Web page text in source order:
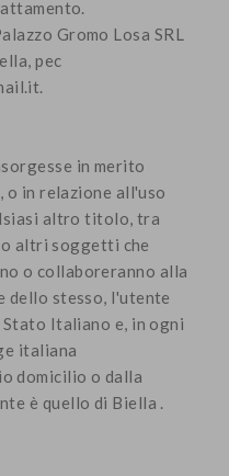
Gromo Losa SRL
pec
in merito
o in relazione all'uso
altro titolo, tra
altri soggetti che
o collaboreranno alla
dello stesso, l'utente
Italiano e, in ogni
italiana
domicilio o dalla
è quello di Biella .